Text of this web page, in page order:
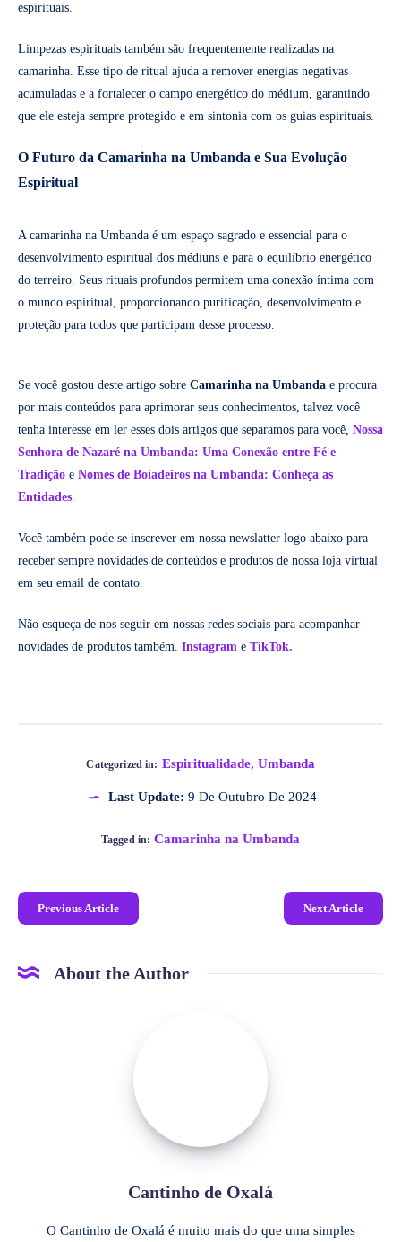
espirituais.
Limpezas espirituais também são frequentemente realizadas na
camarinha. Esse tipo de ritual ajuda a remover energias negativas
acumuladas e a fortalecer o campo energético do médium, garantindo
que ele esteja sempre protegido e em sintonia com os guias espirituais.
O Futuro da Camarinha na Umbanda e Sua Evolução
Espiritual
A camarinha na Umbanda é um espaço sagrado e essencial para o
desenvolvimento espiritual dos médiuns e para o equilíbrio energético
do terreiro. Seus rituais profundos permitem uma conexão íntima com
o mundo espiritual, proporcionando purificação, desenvolvimento e
proteção para todos que participam desse processo.
Se você gostou deste artigo sobre Camarinha na Umbanda e procura
por mais conteúdos para aprimorar seus conhecimentos, talvez você
tenha interesse em ler esses dois artigos que separamos para você, Nossa
Senhora de Nazaré na Umbanda: Uma Conexão entre Fé e
Tradição e Nomes de Boiadeiros na Umbanda: Conheça as
Entidades.
Você também pode se inscrever em nossa newslatter logo abaixo para
receber sempre novidades de conteúdos e produtos de nossa loja virtual
em seu email de contato.
Não esqueça de nos seguir em nossas redes sociais para acompanhar
novidades de produtos também. Instagram e TikTok.
Categorized in: Espiritualidade, Umbanda
Last Update: 9 De Outubro De 2024
Tagged in: Camarinha na Umbanda
Previous Article Next Article
About the Author
Cantinho de Oxalá
O Cantinho de Oxalá é muito mais do que uma simples